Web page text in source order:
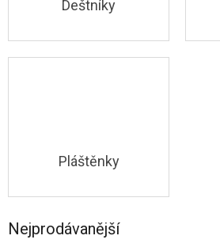
Deštníky
Pláštěnky
Nejprodávanější